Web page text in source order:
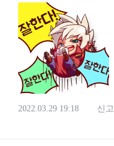
2022.03.29 19:18 신고